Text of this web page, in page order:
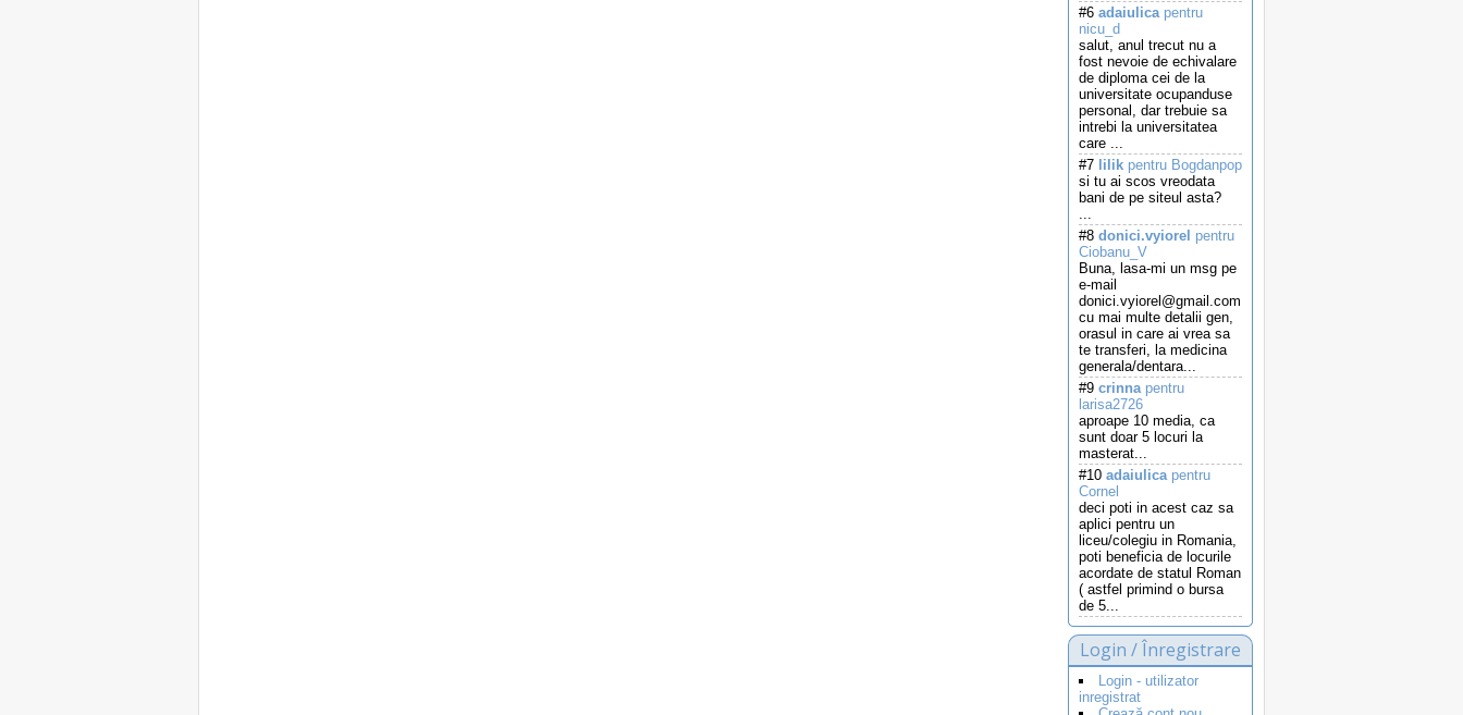
#6 adaiulicapentru
nicu_d
salut, anul trecut nu a
fost nevoie de echivalare
de diploma cei de la
universitate ocupanduse
personal, dar trebuie sa
intrebi la universitatea
care ...
#7 lilik pentru Bogdanpop
si tu ai scos vreodata
bani de pe siteul asta?
...
#8 donici.vyiorel pentru
Ciobanu_V
Buna, lasa-mi un msg pe
e-mail
donici.vyiorel@gmail.com
cu mai multe detalii gen,
orasul in care ai vrea sa
te transferi, la medicina
generala/dentara...
#9 crinnapentru
larisa2726
aproape 10 media, ca
sunt doar 5 locuri la
masterat...
#10 adaiulicapentru
Cornel
deci poti in acest caz sa
aplici pentru un
liceu/colegiu in Romania,
poti beneficia de locurile
acordate de statul Roman
( astfel primind o bursa
de 5...
Login / Înregistrare
Login - utilizator
inregistrat